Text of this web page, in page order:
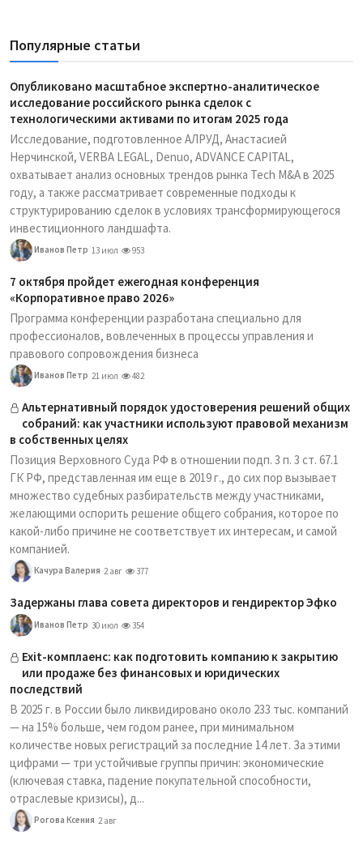
Популярные статьи
Опубликовано масштабное экспертно-аналитическое
исследование российского рынка сделок с
технологическими активами по итогам 2025 года
Исследование, подготовленное АЛРУД, Анастасией
Нерчинской, VERBA LEGAL, Denuo, ADVANCE CAPITAL,
охватывает анализ основных трендов рынка Tech M&A в 2025
году, а также рассматривает современные подходы к
структурированию сделок в условиях трансформирующегося
инвестиционного ландшафта.
Иванов Петр 13 июл 953
7 октября пройдет ежегодная конференция
«Корпоративное право 2026»
Программа конференции разработана специально для
профессионалов, вовлеченных в процессы управления и
правового сопровождения бизнеса
Иванов Петр 21 июл 482
Альтернативный порядок удостоверения решений общих
собраний: как участники используют правовой механизм
в собственных целях
Позиция Верховного Суда РФ в отношении подп. 3 п. 3 ст. 67.1
ГК РФ, представленная им еще в 2019 г., до сих пор вызывает
множество судебных разбирательств между участниками,
желающими оспорить решение общего собрания, которое по
какой-либо причине не соответствует их интересам, и самой
компанией.
Качура Валерия 2 авг 377
Задержаны глава совета директоров и гендиректор Эфко
Иванов Петр 30 июл 354
Exit-комплаенс: как подготовить компанию к закрытию
или продаже без финансовых и юридических
последствий
В 2025 г. в России было ликвидировано около 233 тыс. компаний
— на 15% больше, чем годом ранее, при минимальном
количестве новых регистраций за последние 14 лет. За этими
цифрами — три устойчивые группы причин: экономические
(ключевая ставка, падение покупательной способности,
отраслевые кризисы), д...
Рогова Ксения 2 авг